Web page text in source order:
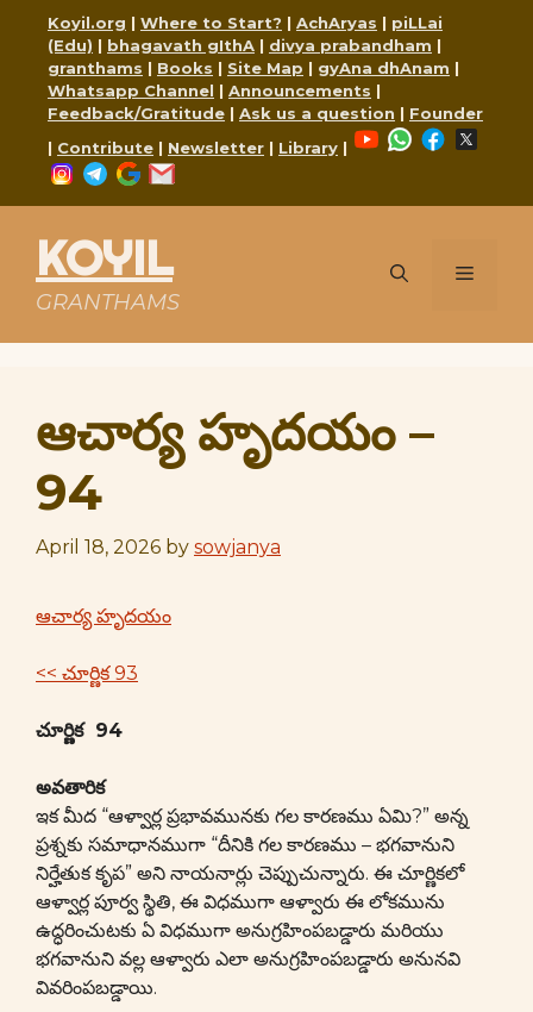
content
Koyil.org | Where to Start? | AchAryas | piLLai
(Edu) | bhagavath gIthA | divya prabandham |
granthams | Books | Site Map | gyAna dhAnam |
Whatsapp Channel | Announcements |
Feedback/Gratitude | Ask us a question | Founder
| Contribute | Newsletter | Library |
YouTubeWhatsApp
Facebook
Instagram
Telegram
Google
KOYIL
GRANTHAMS
Menu
ఆచార్య హృదయం –
94
April 18, 2026 by sowjanya
ఆచార్య హృదయం
<< చూర్ణిక 93
చూర్ణిక 94
అవతారిక
ఇక మీద “ఆళ్వార్ల ప్రభావమునకు గల కారణము ఏమి?” అన్న
ప్రశ్నకు సమాధానముగా “దీనికి గల కారణము – భగవానుని
నిర్హేతుక కృప” అని నాయనార్లు చెప్పుచున్నారు. ఈ చూర్ణికలో
ఆళ్వార్ల పూర్వ స్థితి, ఈ విధముగా ఆళ్వారు ఈ లోకమును
ఉద్ధరించుటకు ఏ విధముగా అనుగ్రహింపబడ్డారు మరియు
భగవానుని వల్ల ఆళ్వారు ఎలా అనుగ్రహింపబడ్డారు అనునవి
వివరింపబడ్డాయి.